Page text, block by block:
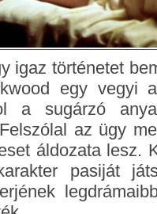
igaz történetet
egy vegyi
a sugárzó
az ügy
áldozata lesz.
pasiját